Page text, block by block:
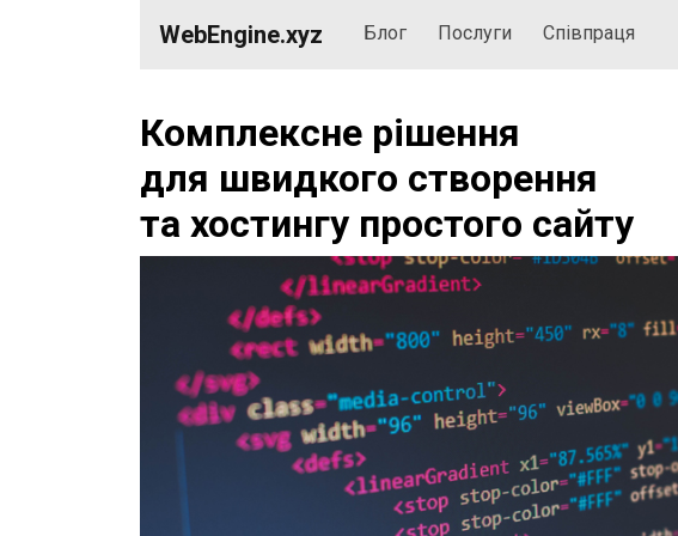
WebEngine.xyz Блог Послуги Співпраця
Комплексне рішення
для швидкого створення
та хостингу простого сайту